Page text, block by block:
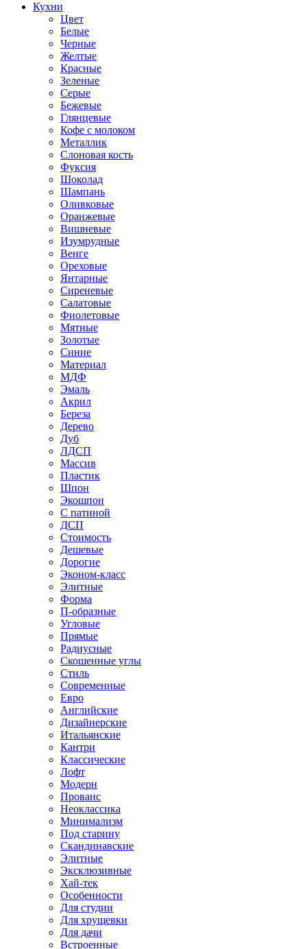
Кухни
Цвет
Белые
Черные
Желтые
Красные
Зеленые
Серые
Бежевые
Глянцевые
Кофе с молоком
Металлик
Слоновая кость
Фуксия
Шоколад
Шампань
Оливковые
Оранжевые
Вишневые
Изумрудные
Венге
Ореховые
Янтарные
Сиреневые
Салатовые
Фиолетовые
Мятные
Золотые
Синие
Материал
МДФ
Эмаль
Акрил
Береза
Дерево
Дуб
ЛДСП
Массив
Пластик
Шпон
Экошпон
С патиной
ДСП
Стоимость
Дешевые
Дорогие
Эконом-класс
Элитные
Форма
П-образные
Угловые
Прямые
Радиусные
Скошенные углы
Стиль
Современные
Евро
Английские
Дизайнерские
Итальянские
Кантри
Классические
Лофт
Модерн
Прованс
Неоклассика
Минимализм
Под старину
Скандинавские
Элитные
Эксклюзивные
Хай-тек
Особенности
Для студии
Для хрущевки
Для дачи
Встроенные